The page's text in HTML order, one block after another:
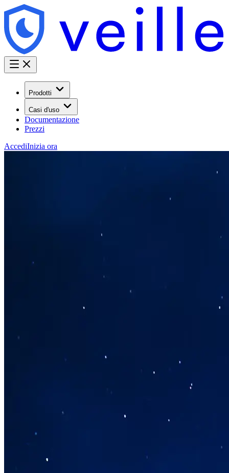
Prodotti
Casi d'uso
Documentazione
Prezzi
AccediInizia ora